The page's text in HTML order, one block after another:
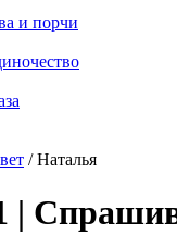
и порчи
/ Наталья
|